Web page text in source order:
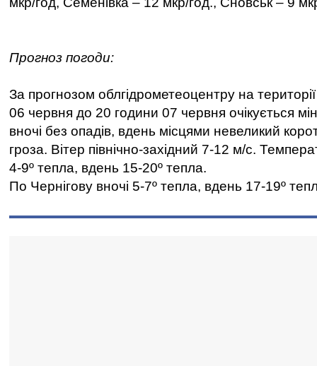
Прогноз погоди:
За прогнозом облгідрометеоцентру на
06 червня до 20 години 07 червня очікується
вночі без опадів, вдень місцями невеликий
гроза. Вітер північно-західний 7-12 м/с.
4-9º тепла, вдень 15-20º тепла.
По Чернігову вночі 5-7º тепла, вдень 17-19º